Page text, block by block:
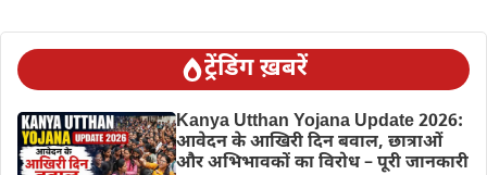
ट्रेंडिंग ख़बरें
Kanya Utthan Yojana Update 2026:
आवेदन के आखिरी दिन बवाल, छात्राओं
और अभिभावकों का विरोध – पूरी जानकारी